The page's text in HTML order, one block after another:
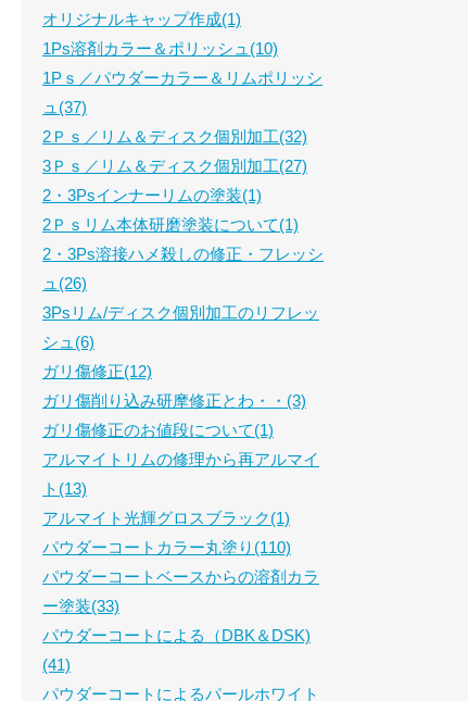
オリジナルキャップ作成(1)
1Ps溶剤カラー＆ポリッシュ(10)
1Pｓ／パウダーカラー＆リムポリッシ
ュ(37)
2Ｐｓ／リム＆ディスク個別加工(32)
3Ｐｓ／リム＆ディスク個別加工(27)
2・3Psインナーリムの塗装(1)
2Ｐｓリム本体研磨塗装について(1)
2・3Ps溶接ハメ殺しの修正・フレッシ
ュ(26)
3Psリム/ディスク個別加工のリフレッ
シュ(6)
ガリ傷修正(12)
ガリ傷削り込み研摩修正とわ・・(3)
ガリ傷修正のお値段について(1)
アルマイトリムの修理から再アルマイ
ト(13)
アルマイト光輝グロスブラック(1)
パウダーコートカラー丸塗り(110)
パウダーコートベースからの溶剤カラ
ー塗装(33)
パウダーコートによる（DBK＆DSK)
(41)
パウダーコートによるパールホワイト